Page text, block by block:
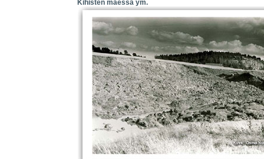
Kihisten mäessä ym.